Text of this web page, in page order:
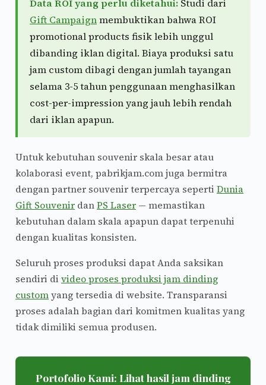
Data ROI yang perlu diketahui: Studi dari
Gift Campaignmembuktikan bahwa ROI
promotional products fisik lebih unggul
dibanding iklan digital. Biaya produksi satu
jam custom dibagi dengan jumlah tayangan
selama 3-5 tahun penggunaan menghasilkan
cost-per-impression yang jauh lebih rendah
dari iklan apapun.
Untuk kebutuhan souvenir skala besar atau
kolaborasi event, pabrikjam.com juga bermitra
dengan partner souvenir terpercaya seperti Dunia
Gift Souvenir danPS Laser — memastikan
kebutuhan dalam skala apapun dapat terpenuhi
dengan kualitas konsisten.
Seluruh proses produksi dapat Anda saksikan
sendiri di video proses produksi jam dinding
customyang tersedia di website. Transparansi
proses adalah bagian dari komitmen kualitas yang
tidak dimiliki semua produsen.
Portofolio Kami: Lihat hasil jam dinding